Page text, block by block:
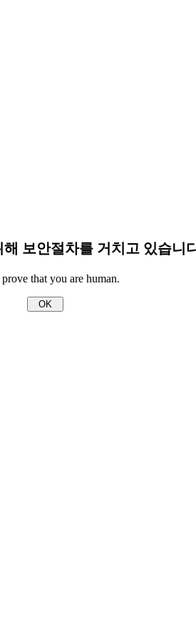
보안절차를 거치고 있습니
prove that you are human.